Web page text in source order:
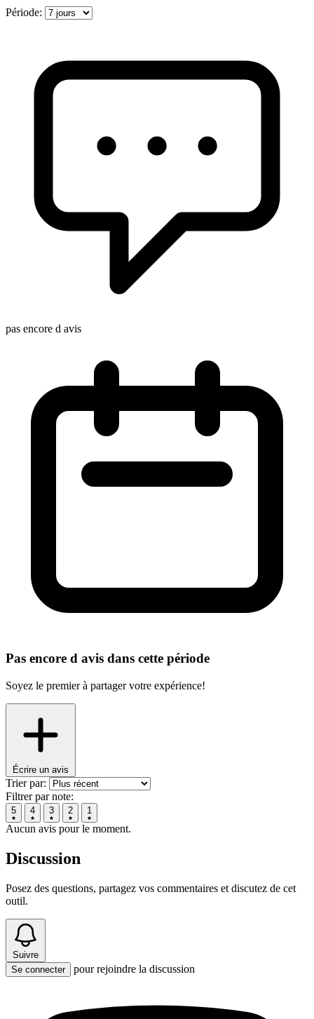
Période:
pas encore d avis
Pas encore d avis dans cette période
Soyez le premier à partager votre expérience!
Écrire un avis
Trier par:
Filtrer par note:
5 4 3 2 1
Aucun avis pour le moment.
Discussion
Posez des questions, partagez vos commentaires et discutez de cet
outil.
Suivre
Se connecter
pour rejoindre la discussion